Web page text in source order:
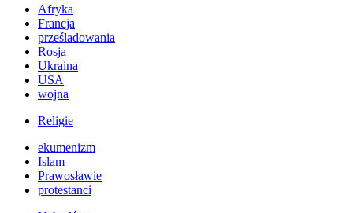
Afryka
Francja
prześladowania
Rosja
Ukraina
USA
wojna
Religie
ekumenizm
Islam
Prawosławie
protestanci